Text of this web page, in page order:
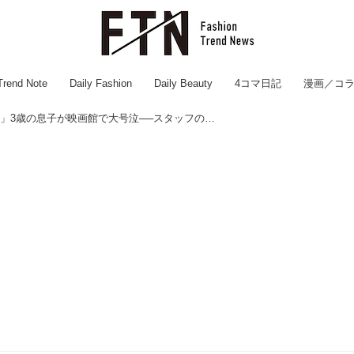
Note Daily Fashion Daily Beauty 4コマ日記 漫画／コ